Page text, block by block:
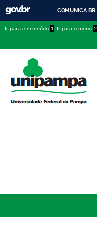
COMUNICA BR
conteúdo
menu
superior
menu
Ir para o conteúdo 1 Ir para o menu 2